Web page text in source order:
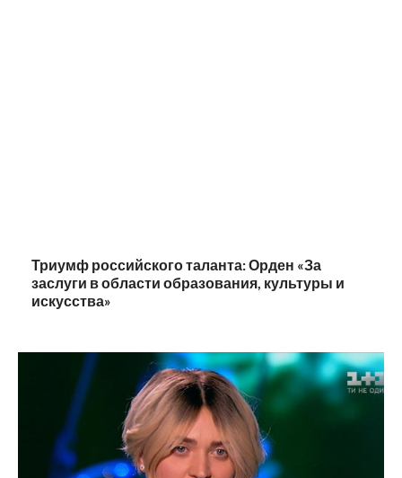
Триумф российского таланта: Орден «За
заслуги в области образования, культуры и
искусства»